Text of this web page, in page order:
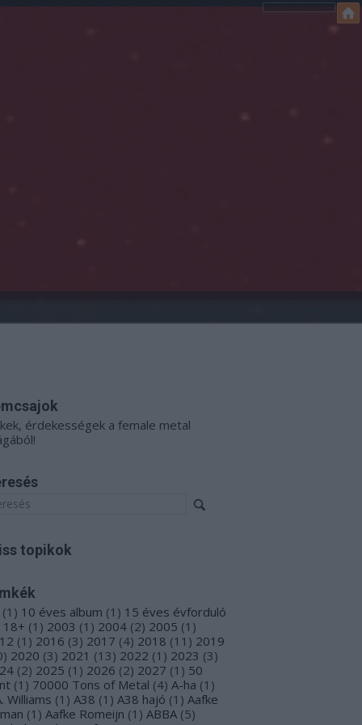
érdekességek a female metal
topikok
(1 ) 10 éves album (1 ) 15 éves évforduló
18+ (1 ) 2003 (1 ) 2004 (2) 2005 (1 )
(1 ) 2016 (3) 2017 (4) 2018 (11 ) 2019
) 2020 (3) 2021 (13) 2022 (1 ) 2023 (3)
(2) 2025 (1 ) 2026 (2) 2027 (1 ) 50
(1 ) 70000 Tons of Metal (4) A-ha (1 )
Williams (1 ) A38 (1 ) A38 hajó (1 ) Aafke
(1 ) Aafke Romeijn (1 ) ABBA (5)